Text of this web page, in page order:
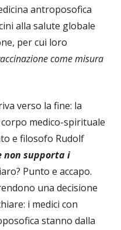
antroposofica
alla salute globale
per cui loro
come misura
verso la fine: la
medico-spirituale
e filosofo Rudolf
non supporta i
Punto e accapo.
una decisione
i medici con
stanno dalla